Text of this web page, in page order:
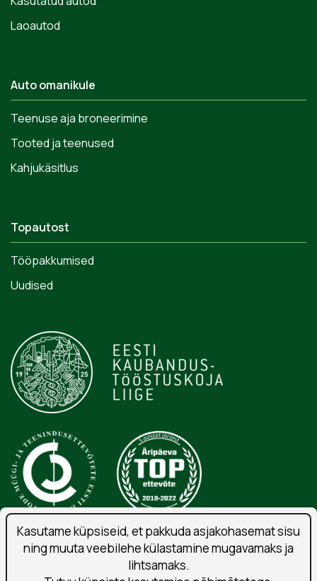
Laoautod
Auto omanikule
Teenuse aja broneerimine
Tooted ja teenused
Kahjukäsitlus
Topautost
Tööpakkumised
Uudised
Isikuandmete töötlemise tingimused
Liitu uudiskirjaga
Kasutame küpsiseid, et pakkuda asjakohasemat sisu
ning muuta veebilehe külastamine mugavamaks ja
lihtsamaks.